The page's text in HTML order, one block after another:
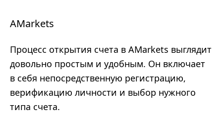
AMarkets
Процесс открытия счета в AMarkets выглядит
довольно простым и удобным. Он включает
в себя непосредственную регистрацию,
верификацию личности и выбор нужного
типа счета.